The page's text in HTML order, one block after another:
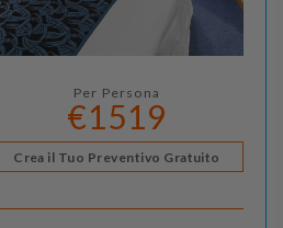
Per Persona
€1519
Crea il Tuo Preventivo Gratuito